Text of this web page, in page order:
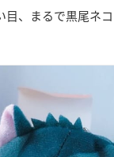
目、まるで黒尾ネ